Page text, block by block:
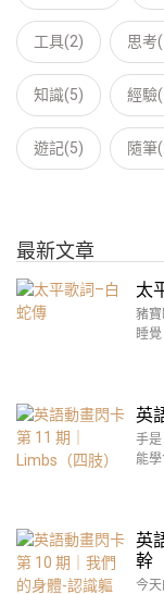
工具(2) 思考
知識(5) 經驗
遊記(5) 隨筆
最新文章
太
豬
睡覺
英
手
能
英
幹
今